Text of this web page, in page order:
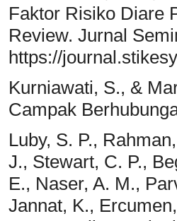
Faktor Risiko Diare
Review. Jurnal
https://
Kurniawati, S., &
Campak
Luby, S. P.,
J., Stewart, C. P.,
E., Naser, A. M.,
Jannat, K.,